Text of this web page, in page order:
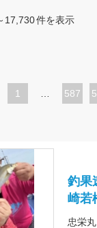
17,730件を表示
1
ペ
587
釣果
崎若
忠栄